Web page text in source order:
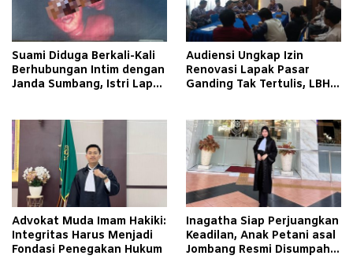
Suami Diduga Berkali-Kali
Berhubungan Intim dengan
Janda Sumbang, Istri Lapor
Audiensi Ungkap Izin
Renovasi Lapak Pasar
Ganding Tak Tertulis, LBH
Advokat Muda Imam Hakiki:
Integritas Harus Menjadi
Fondasi Penegakan Hukum
Inagatha Siap Perjuangkan
Keadilan, Anak Petani asal
Jombang Resmi Disumpah